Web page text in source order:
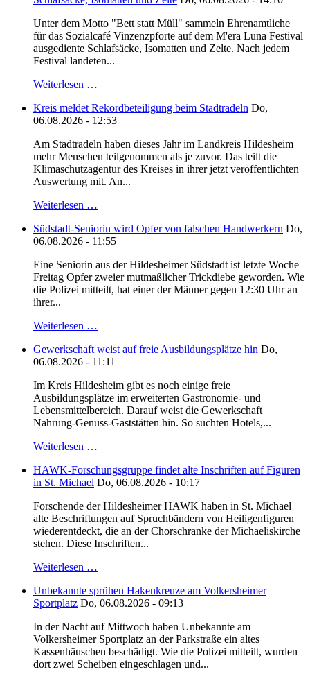
Unter dem Motto "Bett statt Müll" sammeln Ehrenamtliche
für das Sozialcafé Vinzenzpforte auf dem M'era Luna Festival
ausgediente Schlafsäcke, Isomatten und Zelte. Nach jedem
Festival landeten...
Weiterlesen …
Kreis meldet Rekordbeteiligung beim Stadtradeln Do,
06.08.2026 - 12:53
Am Stadtradeln haben dieses Jahr im Landkreis Hildesheim
mehr Menschen teilgenommen als je zuvor. Das teilt die
Klimaschutzagentur des Kreises in ihrer jetzt veröffentlichten
Auswertung mit. An...
Weiterlesen …
Südstadt-Seniorin wird Opfer von falschen Handwerkern Do,
06.08.2026 - 11:55
Eine Seniorin aus der Hildesheimer Südstadt ist letzte Woche
Freitag Opfer zweier mutmaßlicher Trickdiebe geworden. Wie
die Polizei mitteilt, hat einer der Männer gegen 12:30 Uhr an
ihrer...
Weiterlesen …
Gewerkschaft weist auf freie Ausbildungsplätze hin Do,
06.08.2026 - 11:11
Im Kreis Hildesheim gibt es noch einige freie
Ausbildungsplätze im erweiterten Gastronomie- und
Lebensmittelbereich. Darauf weist die Gewerkschaft
Nahrung-Genuss-Gaststätten hin. So suchten Hotels,...
Weiterlesen …
HAWK-Forschungsgruppe findet alte Inschriften auf Figuren
in St. Michael Do, 06.08.2026 - 10:17
Forschende der Hildesheimer HAWK haben in St. Michael
alte Beschriftungen auf Spruchbändern von Heiligenfiguren
wiederentdeckt, die an der Chorschranke der Michaeliskirche
stehen. Diese Inschriften...
Weiterlesen …
Unbekannte sprühen Hakenkreuze am Volkersheimer
Sportplatz Do, 06.08.2026 - 09:13
In der Nacht auf Mittwoch haben Unbekannte am
Volkersheimer Sportplatz an der Parkstraße ein altes
Kassenhäuschen beschädigt. Wie die Polizei mitteilt, wurden
dort zwei Scheiben eingeschlagen und...